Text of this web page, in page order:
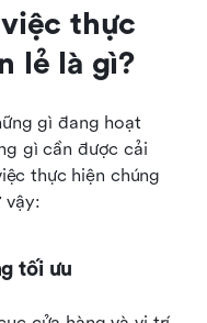
thực
lẻ là gì?
gì đang hoạt
gì cần được cải
thực hiện chúng
vậy:
tối ưu